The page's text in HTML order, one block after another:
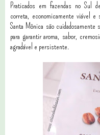
Praticados em fazendas no Sul
correta, economicamente viável
Santa Mônica são cuidadosamente
para garantir aroma, sabor,
agradável e persistente.